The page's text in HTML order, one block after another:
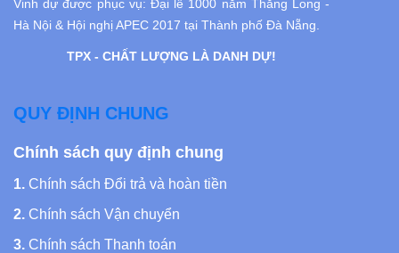
Vinh dự được phục vụ:Đại lễ 1000 năm Thăng Long -
Hà Nội & Hội nghị APEC 2017 tại Thành phố Đà Nẵng.
TPX - CHẤT LƯỢNG LÀ DANH DỰ!
QUY ĐỊNH CHUNG
Chính sách quy định chung
1. Chính sách Đổi trả và hoàn tiền
2. Chính sách Vận chuyển
3. Chính sách Thanh toán